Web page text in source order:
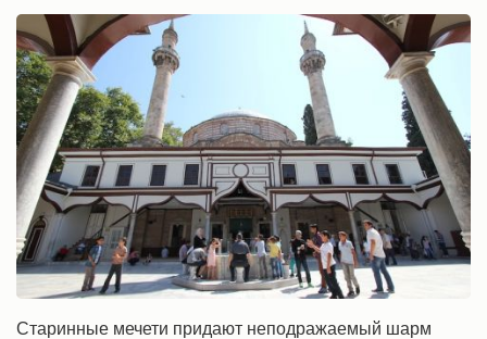
Старинные мечети придают неподражаемый шарм